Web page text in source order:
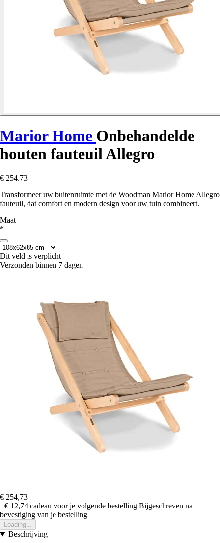
Marior Home Onbehandelde
houten fauteuil Allegro
€ 254,73
Transformeer uw buitenruimte met de Woodman Marior Home Allegro
fauteuil, dat comfort en modern design voor uw tuin combineert.
Maat
*
Dit veld is verplicht
Verzonden binnen 7 dagen
€ 254,73
+€ 12,74 cadeau voor je volgende bestelling Bijgeschreven na
bevestiging van je bestelling
Loading...
Beschrijving